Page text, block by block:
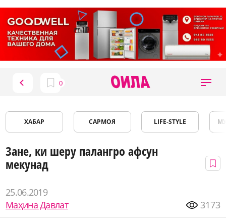
ХАБАР САРМОЯ LIFE-STYLE
Зане, ки шеру палангро афсун
мекунад
25.06.2019
Маҳина Давлат
3173